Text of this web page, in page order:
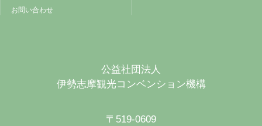
お問い合わせ
公益社団法人
伊勢志摩観光コンベンション機構
〒519-0609